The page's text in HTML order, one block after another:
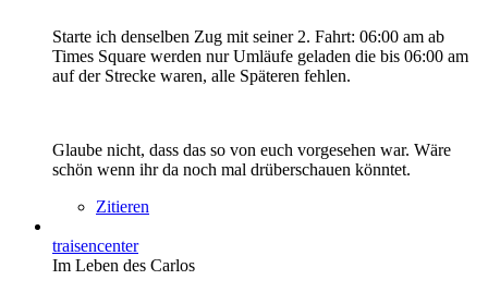
Starte ich denselben Zug mit seiner 2. Fahrt: 06:00 am ab
Times Square werden nur Umläufe geladen die bis 06:00 am
auf der Strecke waren, alle Späteren fehlen.
Glaube nicht, dass das so von euch vorgesehen war. Wäre
schön wenn ihr da noch mal drüberschauen könntet.
Zitieren
traisencenter
Im Leben des Carlos